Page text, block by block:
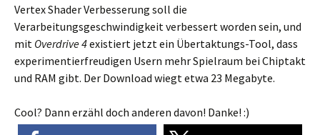
Vertex Shader Verbesserung soll die
Verarbeitungsgeschwindigkeit verbessert worden sein, und
mit Overdrive 4existiert jetzt ein Übertaktungs-Tool, dass
experimentierfreudigen Usern mehr Spielraum bei Chiptakt
und RAM gibt. Der Download wiegt etwa 23 Megabyte.
Cool? Dann erzähl doch anderen davon! Danke! :)